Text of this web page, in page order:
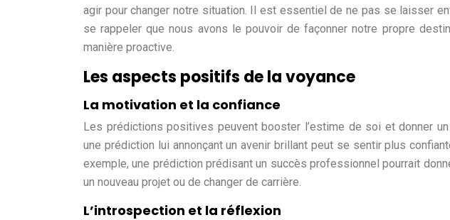
agir pour changer notre situation. Il est essentiel de ne pas se laisser
se rappeler que nous avons le pouvoir de façonner notre propre
manière proactive.
Les aspects positifs de la voyance
La motivation et la confiance
Les prédictions positives peuvent booster l’estime de soi et donner
une prédiction lui annonçant un avenir brillant peut se sentir plus
exemple, une prédiction prédisant un succès professionnel pourrait
un nouveau projet ou de changer de carrière.
L’introspection et la réflexion